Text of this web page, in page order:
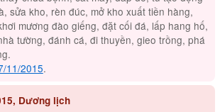
sửa kho, rèn đúc, mở kho xuất tiền hàng,
mương đào giếng, đặt cối đá, lấp hang hố,
tường, đánh cá, đi thuyền, gieo trồng, phá
11/2015.
Dương lịch